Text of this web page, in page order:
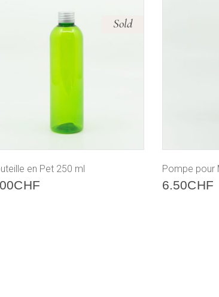
Sold
en Pet 250 ml
CHF
Pompe pour
6.50CHF